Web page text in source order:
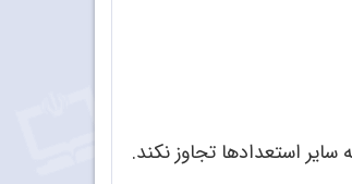
استعدادها تجاوز نکند.